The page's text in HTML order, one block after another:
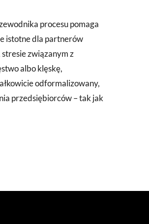
procesu pomaga
istotne dla partnerów
związanym z
albo klęskę,
odformalizowany,
przedsiębiorców – tak jak